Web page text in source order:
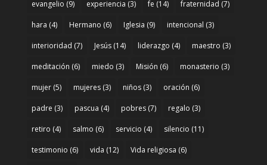
evangelio (9) experiencia (3) fe (14) fraternidad (7)
hara (4) Hermano (6) Iglesia (9) intencional (3)
interioridad (7) Jesús(14) liderazgo (4) maestro (3)
meditación (6) miedo (3) Misión (6) monasterio (3)
mujer(5) mujeres(3) niños(3) oración (6)
padre (3) pascua (4) pobres(7) regalo (3)
retiro (4) salmo (6) servicio (4) silencio (11)
testimonio (6) vida (12) Vida religiosa (6)